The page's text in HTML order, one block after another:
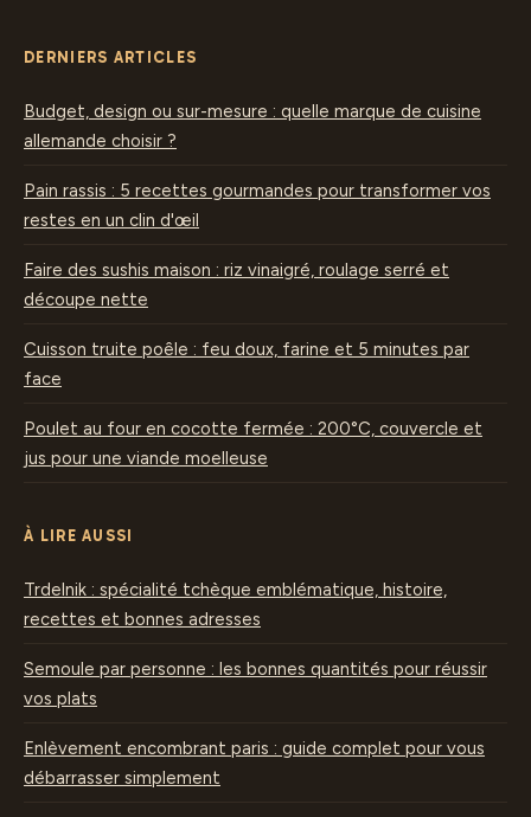
DERNIERS ARTICLES
Budget, design ou sur-mesure : quelle marque de cuisine
allemande choisir ?
Pain rassis : 5 recettes gourmandes pour transformer vos
restes en un clin d'œil
Faire des sushis maison : riz vinaigré, roulage serré et
découpe nette
Cuisson truite poêle : feu doux, farine et 5 minutes par
face
Poulet au four en cocotte fermée : 200°C, couvercle et
jus pour une viande moelleuse
À LIRE AUSSI
Trdelnik : spécialité tchèque emblématique, histoire,
recettes et bonnes adresses
Semoule par personne : les bonnes quantités pour réussir
vos plats
Enlèvement encombrant paris : guide complet pour vous
débarrasser simplement